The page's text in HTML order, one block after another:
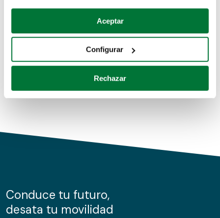
Si lo permite, también quisiéramos:
Recopilar información sobre su ubicación geográfica
Identificar su dispositivo analizándolo activamente
para buscar características específicas (huellas
Obtenga más información sobre cómo se procesan sus
de cookies.
información sobre el uso que haga del sitio web con
nuestros partners de redes sociales, publicidad y análisis
Aceptar
Configurar
Rechazar
Coches de segunda mano
Coches de km0
Conduce tu futuro,
desata tu movilidad